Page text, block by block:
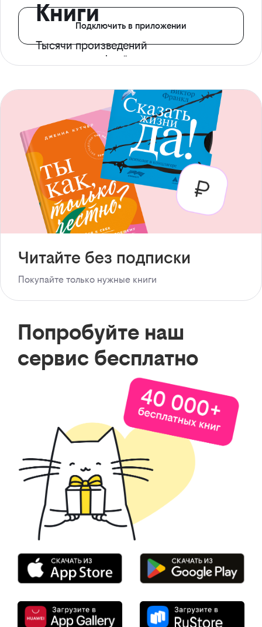
Книги
Тысячи произведений
с доступом офлайн
Подключить в приложении
Читайте без подписки
Покупайте только нужные книги
Попробуйте наш
сервис бесплатно